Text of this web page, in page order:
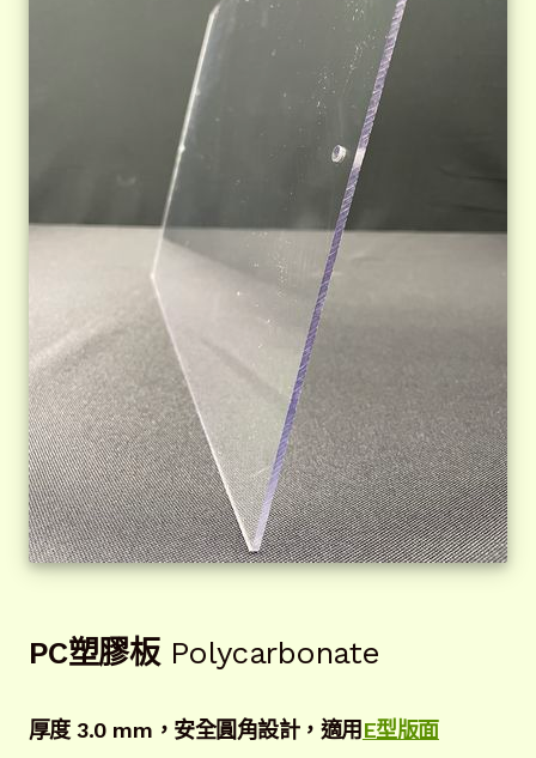
PC塑膠板Polycarbonate
厚度 3.0 mm ，安全圓角設計， 適用 E型版面